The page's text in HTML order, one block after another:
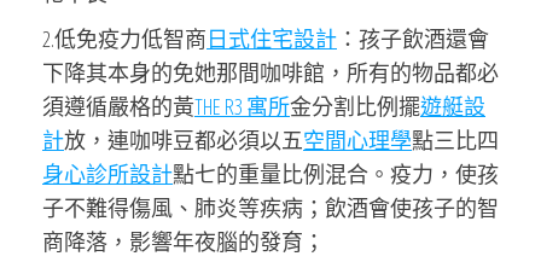
2.低免疫力低智商日式住宅設計 ：孩子飲酒還會
下降其本身的免她那間咖啡館，所有的物品都必
須遵循嚴格的黃THE R3 寓所金分割比例擺遊艇設
計放，連咖啡豆都必須以五空間心理學點三比四
身心診所設計點七的重量比例混合。疫力，使孩
子不難得傷風、肺炎等疾病；飲酒會使孩子的智
商降落，影響年夜腦的發育；